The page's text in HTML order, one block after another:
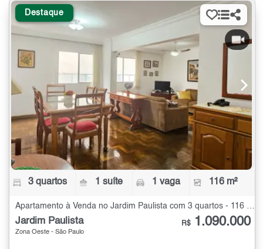
Destaque
3 quartos 1 suíte 1 vaga 116 m²
Apartamento à Venda no Jardim Paulista com 3 quartos - 116 m²
Jardim Paulista
Zona Oeste - São Paulo
R$ 1.090.000